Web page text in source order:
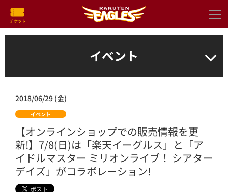
イベント
2018/06/29 (金)
イベント
【オンラインショップでの販売情報を更
新!】7/8(日)は「楽天イーグルス」と「ア
イドルマスター ミリオンライブ！ シアター
デイズ」がコラボレーション!